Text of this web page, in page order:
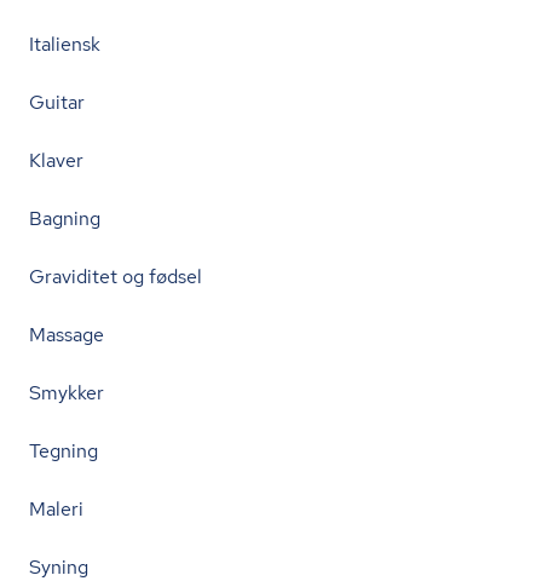
Italiensk
Guitar
Klaver
Bagning
Graviditet og fødsel
Massage
Smykker
Tegning
Maleri
Syning